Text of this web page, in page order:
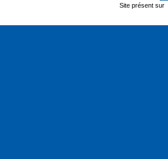
Site présent sur